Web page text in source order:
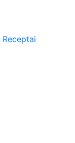
Receptai